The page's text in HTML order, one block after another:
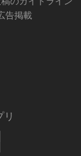
告掲載